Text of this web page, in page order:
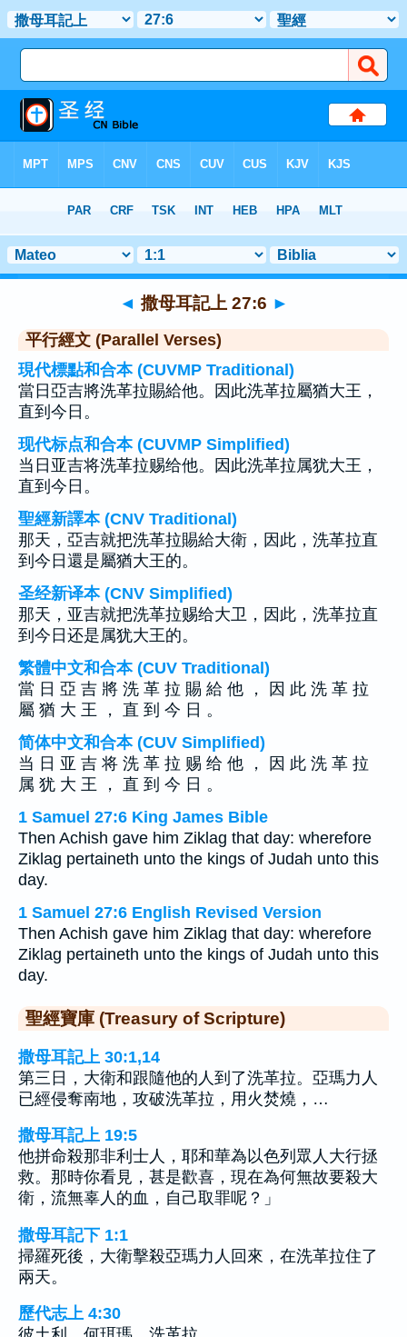
章 27 > 聖經金句 6
◄ 撒母耳記上 27:6 ►
平行經文 (Parallel Verses)
現代標點和合本 (CUVMP Traditional)
當日亞吉將洗革拉賜給他。因此洗革拉屬猶大王，
直到今日。
现代标点和合本 (CUVMP Simplified)
当日亚吉将洗革拉赐给他。因此洗革拉属犹大王，
直到今日。
聖經新譯本 (CNV Traditional)
那天，亞吉就把洗革拉賜給大衛，因此，洗革拉直
到今日還是屬猶大王的。
圣经新译本 (CNV Simplified)
那天，亚吉就把洗革拉赐给大卫，因此，洗革拉直
到今日还是属犹大王的。
繁體中文和合本 (CUV Traditional)
當 日 亞 吉 將 洗 革 拉 賜 給 他 ， 因 此 洗 革 拉
屬 猶 大 王 ， 直 到 今 日 。
简体中文和合本 (CUV Simplified)
当 日 亚 吉 将 洗 革 拉 赐 给 他 ， 因 此 洗 革 拉
属 犹 大 王 ， 直 到 今 日 。
1 Samuel 27:6 King James Bible
Then Achish gave him Ziklag that day: wherefore
Ziklag pertaineth unto the kings of Judah unto this
day.
1 Samuel 27:6 English Revised Version
Then Achish gave him Ziklag that day: wherefore
Ziklag pertaineth unto the kings of Judah unto this
day.
聖經寶庫 (Treasury of Scripture)
撒母耳記上 30:1,14
第三日，大衛和跟隨他的人到了洗革拉。亞瑪力人
已經侵奪南地，攻破洗革拉，用火焚燒，…
撒母耳記上 19:5
他拼命殺那非利士人，耶和華為以色列眾人大行拯
救。那時你看見，甚是歡喜，現在為何無故要殺大
衛，流無辜人的血，自己取罪呢？」
撒母耳記下 1:1
掃羅死後，大衛擊殺亞瑪力人回來，在洗革拉住了
兩天。
歷代志上 4:30